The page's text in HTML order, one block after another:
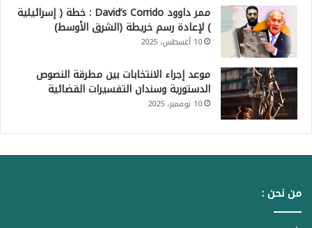
ممر داوود David’s Corrido : خطة ( إسرائيلية
) لإعادة رسم خريطة (الشرق الأوسط)
10 أغسطس، 2025
موعد إجراء الانتخابات بين مطرقة النصوص
الدستورية وسندان التفسيرات القضائية
10 نوفمبر، 2025
من نحن :